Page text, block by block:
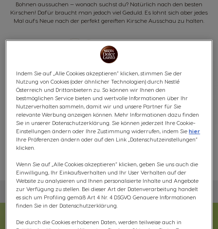
Bohnen aussuchen — wonach suchst du? Natürlich nach den besten
Kirschen! Dafür braucht man jedoch viel Geduld. Es lohnt sich aber jedes
Mal aufs Neue nach der perfekt gereiften Kirsche Ausschau zu halten.
Indem Sie auf „Alle Cookies akzeptieren“ klicken, stimmen Sie der
Nutzung von Cookies (oder ähnlicher Technologien) durch Nestlé
Österreich und Drittanbietern zu. So können wir Ihnen den
bestmöglichen Service bieten und wertvolle Informationen über Ihr
Nutzerverhalten sammeln, damit wir und unsere Partner für Sie
relevante Werbung anzeigen können. Mehr Informationen dazu finden
Sie in unserer Datenschutzerklärung. Sie können jederzeit Ihre Cookie-
Einstellungen ändern oder Ihre Zustimmung widerrufen, indem Siehier
Ihre Präferenzen ändern oder auf den Link „Datenschutzeinstellungen“
klicken.
Wenn Sie auf „Alle Cookies akzeptieren“ klicken, geben Sie uns auch die
Einwilligung, Ihr Einkaufsverhalten und Ihr User Verhalten auf der
Website zu analysieren und Ihnen personalisierte Inhalte und Angebote
zur Verfügung zu stellen. Bei dieser Art der Datenverarbeitung handelt
es sich um Profiling gemäß Art 4 Nr. 4 DSGVO. Genauere Informationen
finden Sie in der Datenschutzerklärung.
Die durch die Cookies erhobenen Daten, werden teilweise auch in